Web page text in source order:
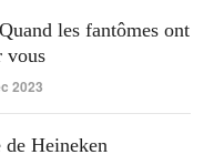
les fantômes ont
vous
2023
de Heineken